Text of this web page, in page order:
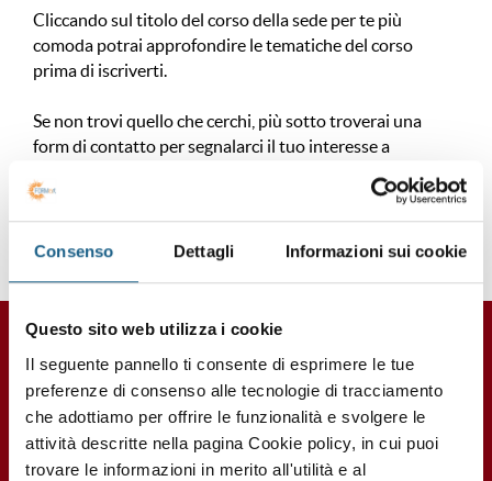
Consenso Dettagli Informazioni sui cookie
Questo sito web utilizza i cookie
Il seguente pannello ti consente di esprimere le tue
preferenze di consenso alle tecnologie di tracciamento
che adottiamo per offrire le funzionalità e svolgere le
attività descritte nella pagina Cookie policy, in cui puoi
trovare le informazioni in merito all'utilità e al
Cliccando sul titolo del corso della sede per te più
comoda potrai approfondire le tematiche del corso
prima di iscriverti.
Se non trovi quello che cerchi, più sotto troverai una
form di contatto per segnalarci il tuo interesse a
partiranno i corsi nella sede per te più comoda.
Corsi in partenza
BOLOGNA CESENA FERRARA MODENA PARMA
specializzazione per estetista
Vai alla scheda del corso